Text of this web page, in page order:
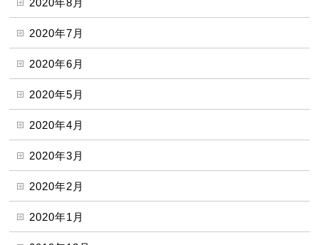
2020年8月
2020年7月
2020年6月
2020年5月
2020年4月
2020年3月
2020年2月
2020年1月